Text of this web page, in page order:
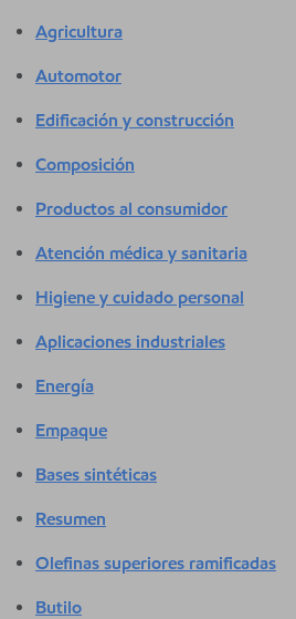
Agricultura
Automotor
Edificación y construcción
Composición
Productos al consumidor
Atención médica y sanitaria
Higiene y cuidado personal
Aplicaciones industriales
Energía
Empaque
Bases sintéticas
Resumen
Olefinas superiores ramificadas
Butilo